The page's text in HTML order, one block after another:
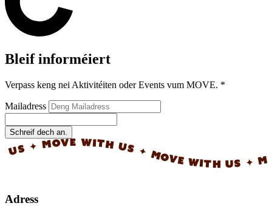
Bleif informéiert
Verpass keng nei Aktivitéiten oder Events vum MOVE. *
Mailadress
Schreif dech an.
✦ MOVE WITH US ✦ MOVE WITH US ✦
Adress